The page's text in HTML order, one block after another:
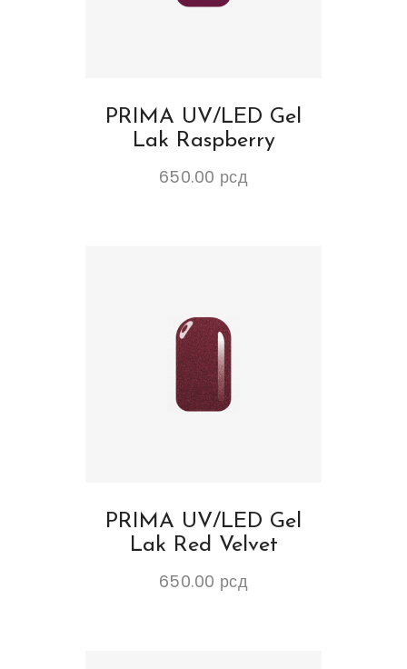
PRIMA UV/LED Gel
Lak Raspberry
650.00 рсд
PRIMA UV/LED Gel
Lak Red Velvet
650.00 рсд